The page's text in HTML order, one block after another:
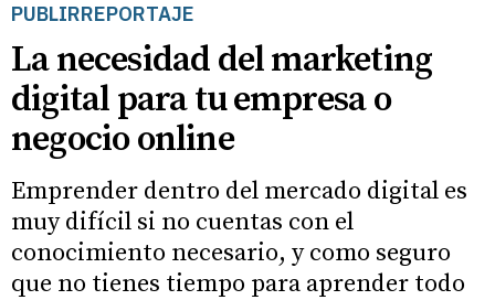
PUBLIRREPORTAJE
La necesidad del marketing
digital para tu empresa o
negocio online
Emprender dentro del mercado digital es
muy difícil si no cuentas con el
conocimiento necesario, y como seguro
que no tienes tiempo para aprender todo